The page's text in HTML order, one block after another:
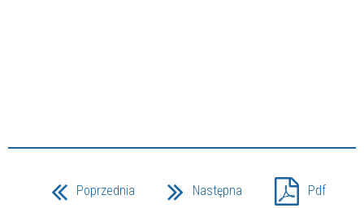
Poprzednia Następna Pdf